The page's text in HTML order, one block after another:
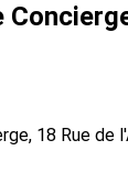
18 Rue de